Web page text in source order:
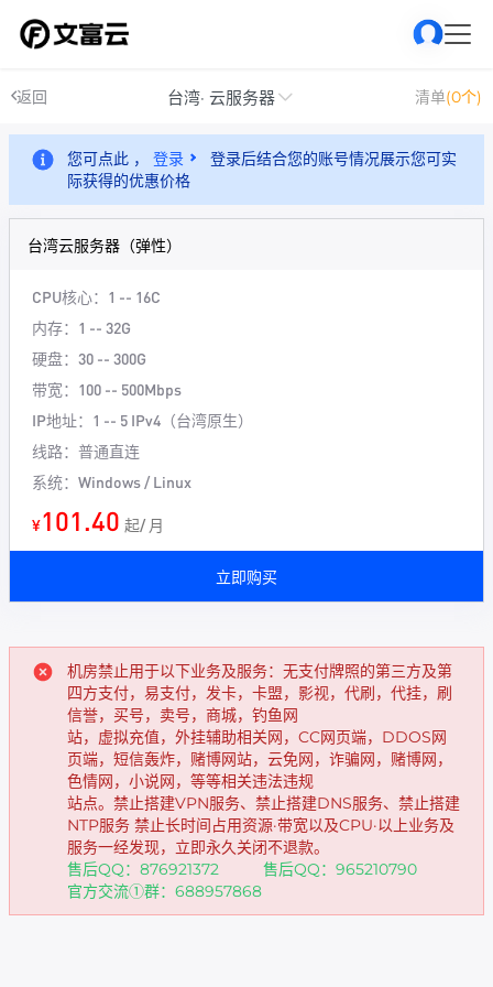
返回 台湾· 云服务器 清单(0个)
您可点此 ， 登录
登录后结合您的账号情况展示您可实
际获得的优惠价格
台湾云服务器（弹性）
CPU核心：1 -- 16C
内存：1 -- 32G
硬盘：30 -- 300G
带宽：100 -- 500Mbps
IP地址：1 -- 5 IPv4（台湾原生）
线路：普通直连
系统：Windows / Linux
¥101.40 起/ 月
立即购买
机房禁止用于以下业务及服务：无支付牌照的第三方及第
四方支付，易支付，发卡，卡盟，影视，代刷，代挂，刷
信誉，买号，卖号，商城，钓鱼网
站，虚拟充值，外挂辅助相关网，CC网页端，DDOS网
页端，短信轰炸，赌博网站，云免网，诈骗网，赌博网，
色情网，小说网，等等相关违法违规
站点。禁止搭建VPN服务、禁止搭建DNS服务、禁止搭建
NTP服务 禁止长时间占用资源·带宽以及CPU·以上业务及
服务一经发现，立即永久关闭不退款。
售后QQ：876921372 售后QQ：965210790
官方交流①群：688957868